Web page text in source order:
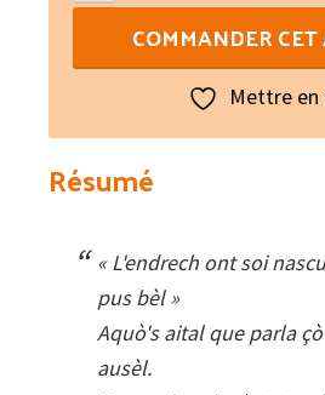
de
COMMANDER
Mettre
Résumé
« L'endrech ont soi
pus bèl »
Aquò's aital que parla
ausèl.